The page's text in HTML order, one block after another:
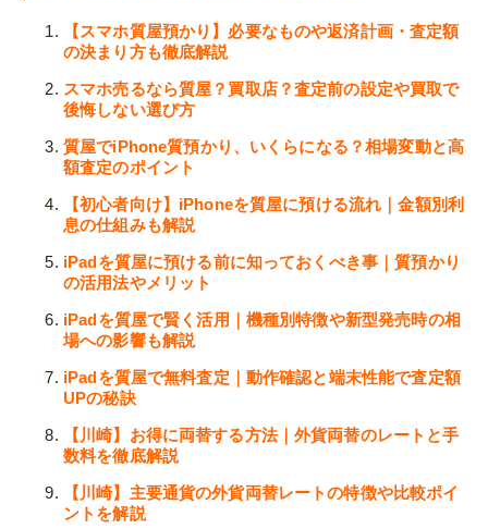
【スマホ質屋預かり】必要なものや返済計画・査定額
の決まり方も徹底解説
スマホ売るなら質屋？買取店？査定前の設定や買取で
後悔しない選び方
質屋でiPhone質預かり、いくらになる？相場変動と高
額査定のポイント
【初心者向け】iPhoneを質屋に預ける流れ｜金額別利
息の仕組みも解説
iPadを質屋に預ける前に知っておくべき事｜質預かり
の活用法やメリット
iPadを質屋で賢く活用｜機種別特徴や新型発売時の相
場への影響も解説
iPadを質屋で無料査定｜動作確認と端末性能で査定額
UPの秘訣
【川崎】お得に両替する方法｜外貨両替のレートと手
数料を徹底解説
【川崎】主要通貨の外貨両替レートの特徴や比較ポイ
ントを解説